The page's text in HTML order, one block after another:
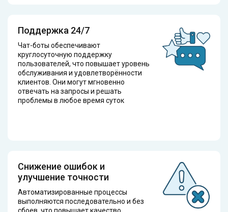
Поддержка 24/7
Чат-боты обеспечивают
круглосуточную поддержку
пользователей, что повышает уровень
обслуживания и удовлетворённости
клиентов. Они могут мгновенно
отвечать на запросы и решать
проблемы в любое время суток
Снижение ошибок и
улучшение точности
Автоматизированные процессы
выполняются последовательно и без